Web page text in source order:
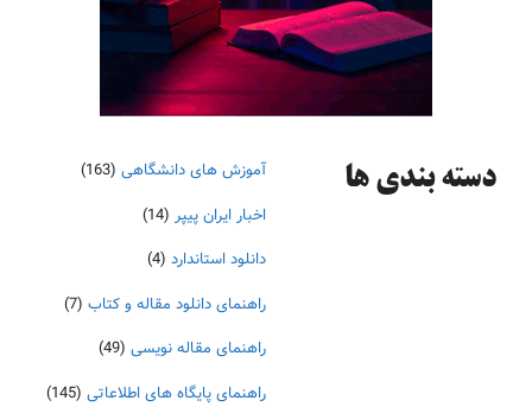
دسته‌ بندی ها آموزش های دانشگاهی (163)
اخبار ایران پیپر (14)
دانلود استاندارد (4)
راهنمای دانلود مقاله و کتاب (7)
راهنمای مقاله نویسی (49)
راهنمای پایگاه های اطلاعاتی (145)